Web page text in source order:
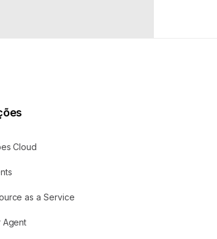
Cloud
as a Service
Agent